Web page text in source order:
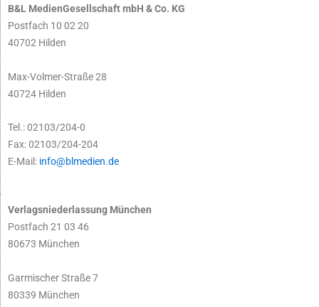
B&L MedienGesellschaft mbH & Co. KG
Postfach 10 02 20
40702 Hilden
Max-Volmer-Straße 28
40724 Hilden
Tel.: 02103/204-0
Fax: 02103/204-204
E-Mail: info@blmedien.de
Verlagsniederlassung München
Postfach 21 03 46
80673 München
Garmischer Straße 7
80339 München